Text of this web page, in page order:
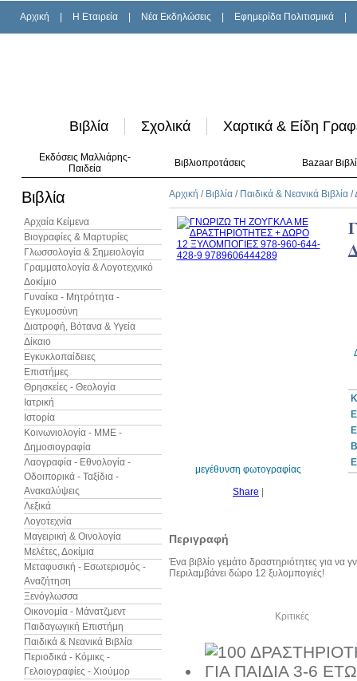
Αρχική H Εταιρεία Νέα Εκδηλώσεις Εφημερίδα Πολιτισμικά
Βιβλία Σχολικά Χαρτικά & Είδη
Εκδόσεις Μαλλιάρης-
Παιδεία
Βιβλιοπροτάσεις Bazaar
Βιβλία
Αρχαία Κείμενα
Βιογραφίες & Μαρτυρίες
Γλωσσολογία & Σημειολογία
Γραμματολογία & Λογοτεχνικό
Δοκίμιο
Γυναίκα - Μητρότητα -
Εγκυμοσύνη
Διατροφή, Βότανα & Υγεία
Δίκαιο
Εγκυκλοπαίδειες
Επιστήμες
Θρησκείες - Θεολογία
Ιατρική
Ιστορία
Κοινωνιολογία - ΜΜΕ -
Δημοσιογραφία
Λαογραφία - Εθνολογία -
Οδοιπορικά - Ταξίδια -
Ανακαλύψεις
Λεξικά
Λογοτεχνία
Μαγειρική & Οινολογία
Μελέτες, Δοκίμια
Μεταφυσική - Εσωτερισμός -
Αναζήτηση
Ξενόγλωσσα
Οικονομία - Μάνατζμεντ
Παιδαγωγική Επιστήμη
Παιδικά & Νεανικά Βιβλία
Περιοδικά - Κόμικς -
Γελοιογραφίες - Χιούμορ
Αρχική / Βιβλία / Παιδικά & Νεανικά Βιβλία /
μεγέθυνση φωτογραφίας
Share
Περιγραφή
Ένα βιβλίο γεμάτο δραστηριότητες για να
Περιλαμβάνει δώρο 12 ξυλομπογιές!
Κριτικές